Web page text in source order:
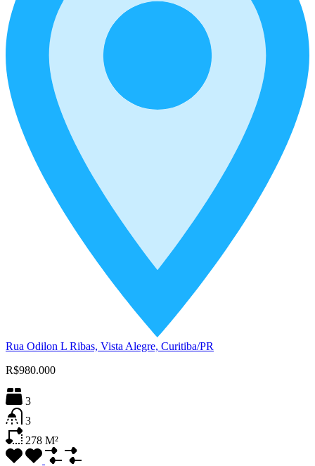
Rua Odilon L Ribas, Vista Alegre, Curitiba/PR
R$980.000
3
3
278 M²